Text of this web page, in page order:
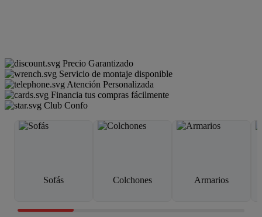
Precio Garantizado
Servicio de montaje disponible
Atención Personalizada
Financia tus compras fácilmente
Club Confo
Sofás Colchones Armarios